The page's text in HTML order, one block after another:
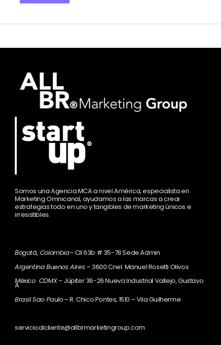
Somos una Agencia MCA a nivel América, especialista en
Marketing Omnicanal, ayudamos a las marcas a crear
estrategias todo en uno y tangibles de marketing únicos e
irresistibles.
Bogotá, Colombia– Cll 63b # 35-78 Sede Admin
Argentina Buenos Aires – 3600 Cnel. Manuel Rosetti Olivos
México CDMX– Júpiter 36-26 Nueva Industrial Vallejo, Gustavo
A
Brasil Sao Paulo– R. Chico Pontes, 1510 – Vila Guilherme
servicioalcliente@allbrmarketingroup.com